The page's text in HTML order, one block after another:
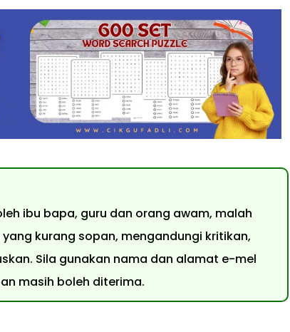
ibu bapa, guru dan orang awam, malah
kurang sopan, mengandungi kritikan,
Sila gunakan nama dan alamat e-mel
masih boleh diterima.